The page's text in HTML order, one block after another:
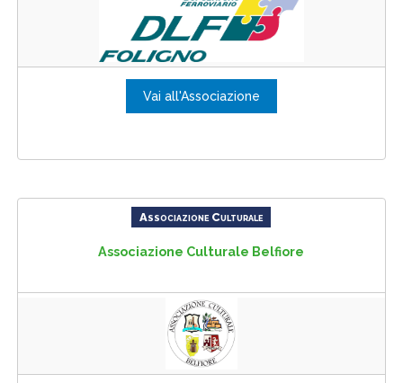
Vai all'Associazione
Associazione Culturale
Associazione Culturale Belfiore